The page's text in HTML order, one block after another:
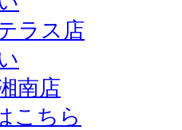
ラス店
南店
こちら